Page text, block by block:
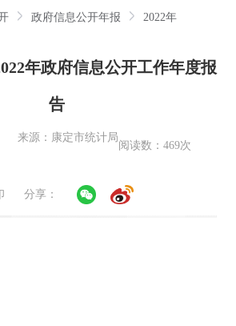
政府信息公开年报 2022年
年政府信息公开工作年度报
告
来源： 康定市统计局
阅读数： 469次
分享：